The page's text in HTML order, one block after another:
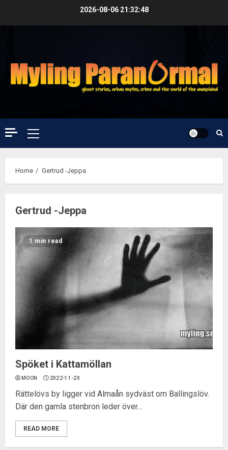
2026-08-06 21:32:48
Primary
Menu
Home Gertrud -Jeppa
Gertrud -Jeppa
1 min read
Spöket i Kattamöllan
MOON 2022-11-20
Rättelövs by ligger vid Almaån sydväst om Ballingslöv.
Där den gamla stenbron leder över...
READ MORE